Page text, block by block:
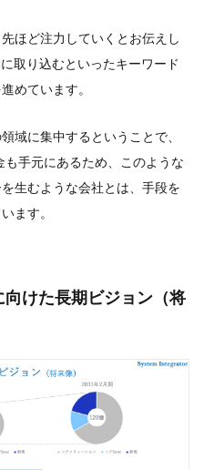
ほど注力していくとお伝えし
取り込むといったキーワード
めています。
域に集中するということで、
手元にあるため、このような
生むような会社とは、手段を
ます。
けた長期ビジョン（将